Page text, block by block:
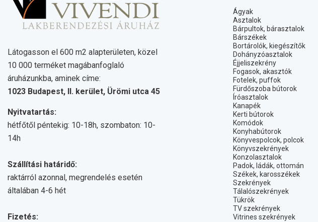
Látogasson el 600 m2 alapterületen, közel
10 000 terméket magábanfoglaló
áruházunkba, aminek címe:
1023 Budapest, II. kerület, Ürömi utca 45
Nyitvatartás:
hétfőtől péntekig: 10-18h, szombaton: 10-
14h
Szállítási határidő:
raktárról azonnal, megrendelés esetén
általában 4-6 hét
Fizetés:
Ágyak
Asztalok
Bárpultok, bárasztalok
Bárszékek
Bortárolók, kiegészítők
Dohányzóasztalok
Éjjeliszekrény
Fogasok, akasztók
Fotelek, puffok
Fürdőszoba bútorok
Íróasztalok
Kanapék
Kerti bútorok
Komódok
Konyhabútorok
Könyvespolcok, polcok
Könyvszekrények
Konzolasztalok
Padok, ládák, ottomán
Székek, karosszékek
Szekrények
Tálalószekrények
Tükrök
TV szekrények
Vitrines szekrények